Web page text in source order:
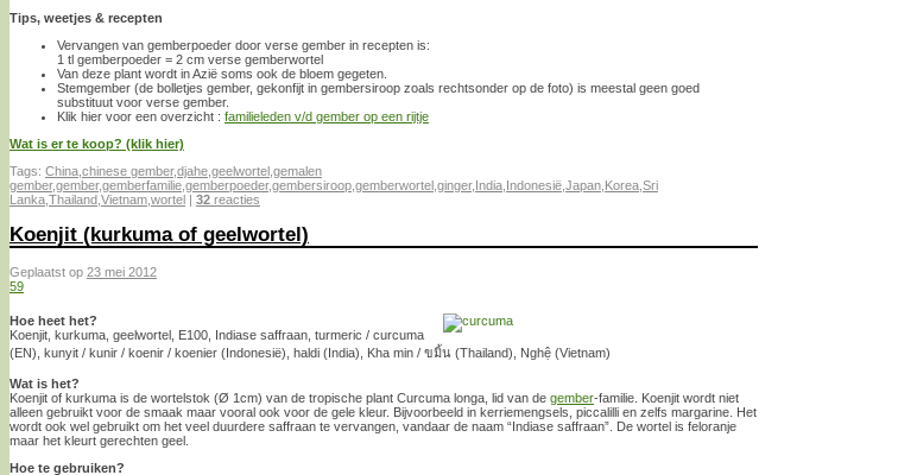
Tips, weetjes & recepten
Vervangen van gemberpoeder door verse gember in recepten is:
1 tl gemberpoeder = 2 cm verse gemberwortel
Van deze plant wordt in Azië soms ook de bloem gegeten.
Stemgember (de bolletjes gember, gekonfijt in gembersiroop zoals rechtsonder op de foto) is meestal geen goed
substituut voor verse gember.
Klik hier voor een overzicht : familieleden v/d gember op een rijtje
Wat is er te koop? (klik hier)
Tags: China chinese gember,djahe geelwortel gemalen
gember,gember,gemberfamilie gemberpoeder,gembersiroop gemberwortel ginger, India Indonesië Japan Korea Sri
Lanka Thailand Vietnam wortel 32 reacties
Koenjit (kurkuma of geelwortel)
Geplaatst op 23 mei 2012
59
Hoe heet het?
Koenjit, kurkuma, geelwortel, E100, Indiase saffraan, turmeric / curcuma
(EN), kunyit / kunir / koenir / koenier (Indonesië), haldi (India), Kha min / ขมิ้น (Thailand), Nghệ (Vietnam)
Wat is het?
Koenjit of kurkuma is de wortelstok (Ø 1cm) van de tropische plant Curcuma longa, lid van de gember-familie. Koenjit wordt niet
alleen gebruikt voor de smaak maar vooral ook voor de gele kleur. Bijvoorbeeld in kerriemengsels, piccalilli en zelfs margarine. Het
wordt ook wel gebruikt om het veel duurdere saffraan te vervangen, vandaar de naam “Indiase saffraan”. De wortel is feloranje
maar het kleurt gerechten geel.
Hoe te gebruiken?